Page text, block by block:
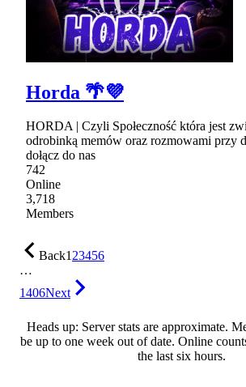
Horda 🌴💜
HORDA | Czyli Społeczność która jest
odrobinką memów oraz rozmowami przy
dołącz do nas
742
Online
3,718
Members
Back123456
…
1406Next
Heads up: Server stats are approximate.
be up to one week out of date. Online
the last six hours.